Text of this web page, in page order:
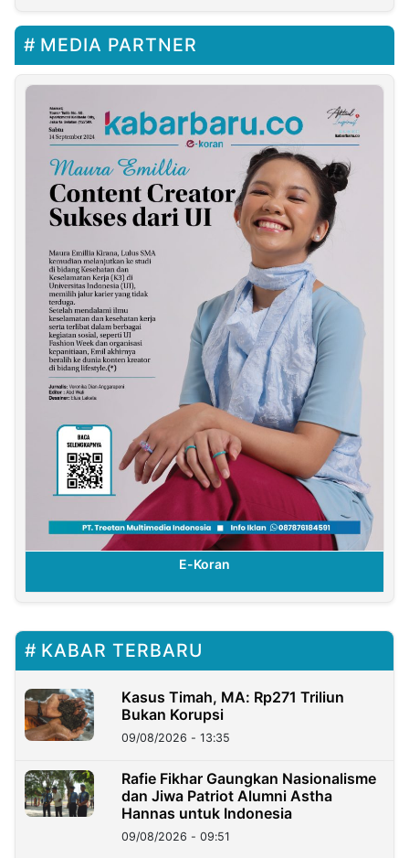
MEDIA PARTNER
E-Koran
KABAR TERBARU
Kasus Timah, MA: Rp271 Triliun
Bukan Korupsi
09/08/2026 - 13:35
Rafie Fikhar Gaungkan Nasionalisme
dan Jiwa Patriot Alumni Astha
Hannas untuk Indonesia
09/08/2026 - 09:51